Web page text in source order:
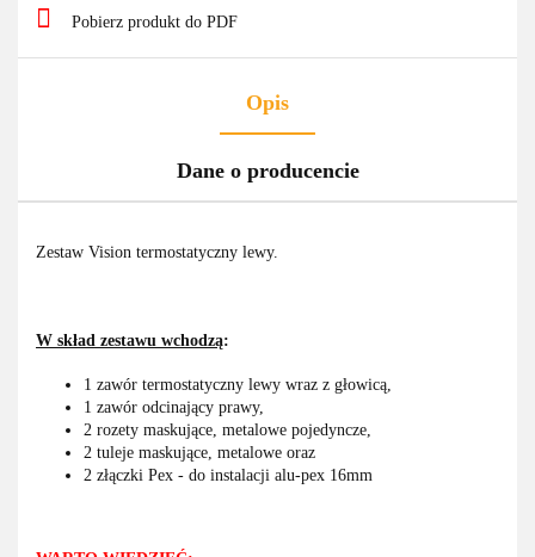
Pobierz produkt do PDF
Opis
Dane o producencie
Zestaw Vision termostatyczny lewy.
W skład zestawu wchodzą:
1 zawór termostatyczny lewy wraz z głowicą,
1 zawór odcinający prawy,
2 rozety maskujące, metalowe pojedyncze,
2 tuleje maskujące, metalowe oraz
2 złączki Pex - do instalacji alu-pex 16mm